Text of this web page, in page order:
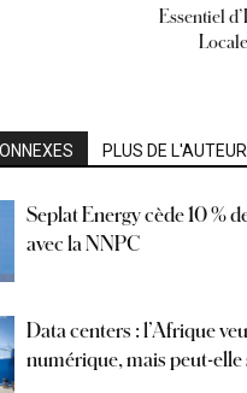
Essentiel
PLUS DE L'AUTEUR
Seplat Energy cède 10 %
avec la NNPC
Data centers : l’Afrique
numérique, mais peut-elle